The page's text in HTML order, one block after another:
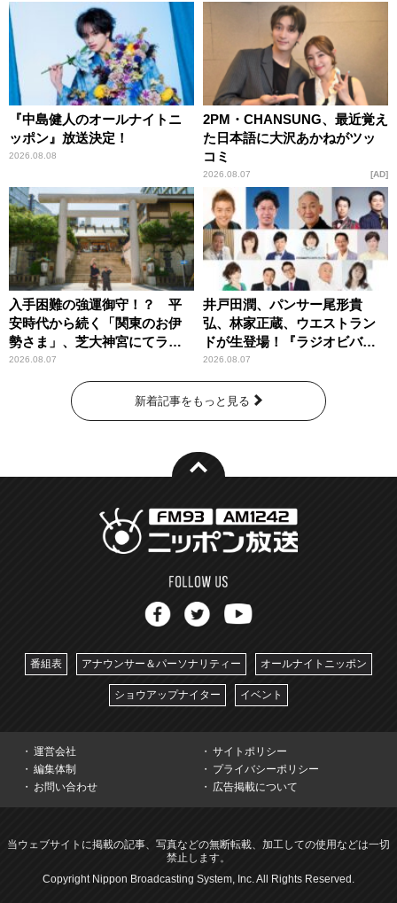
す！」
『中島健人のオールナイトニ
ッポン』放送決定！
2026.08.08
2PM・CHANSUNG、最近覚え
た日本語に大沢あかねがツッ
コミ
2026.08.07 AD
入手困難の強運御守！？ 平
安時代から続く「関東のお伊
勢さま」、芝大神宮にてラン
パンプスが合格祈願！
2026.08.07
井戸田潤、パンサー尾形貴
弘、林家正蔵、ウエストラン
ドが生登場！『ラジオビバリ
ー昼ズ』
2026.08.07
新着記事をもっと見る
番組表 アナウンサー＆パーソナリティー オールナイトニッポン
ショウアップナイター イベント
運営会社
サイトポリシー
編集体制
プライバシーポリシー
お問い合わせ
広告掲載について
当ウェブサイトに掲載の記事、写真などの無断転載、加工しての使用などは一切
禁止します。
Copyright Nippon Broadcasting System, Inc. All Rights Reserved.